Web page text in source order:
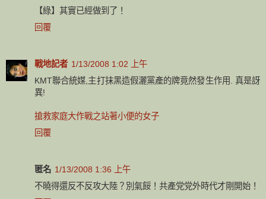
【綠】其實已經做到了！
回覆
戰地記者 1/13/2008 1:02 上午
KMT聯合統媒,主打抹黑造假灑黨產的牌竟然發生作用. 真是訝
異!
搶救家庭大作戰之站著小便的女子
回覆
匿名 1/13/2008 1:36 上午
不曉得還反不反攻大陸？別氣餒！共產党党外時代才剛開始！